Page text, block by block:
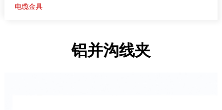
电缆金具
铝并沟线夹